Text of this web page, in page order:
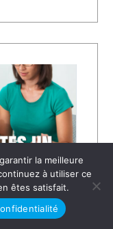
la meilleure
à utiliser ce
êtes satisfait.